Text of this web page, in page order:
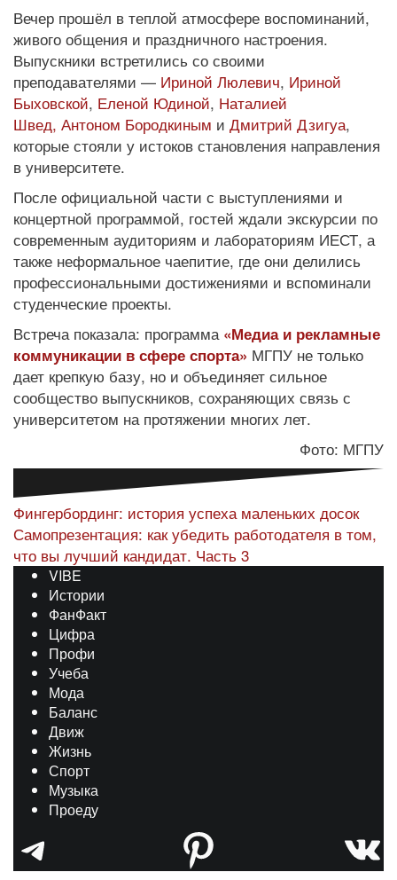
Вечер прошёл в теплой атмосфере воспоминаний,
живого общения и праздничного настроения.
Выпускники встретились со своими
преподавателями — Ириной Люлевич, Ириной
Быховской, Еленой Юдиной, Наталией
Швед, Антоном Бородкиным и Дмитрий Дзигуа,
которые стояли у истоков становления направления
в университете.
После официальной части с выступлениями и
концертной программой, гостей ждали экскурсии по
современным аудиториям и лабораториям ИЕСТ, а
также неформальное чаепитие, где они делились
профессиональными достижениями и вспоминали
студенческие проекты.
Встреча показала: программа «Медиа и рекламные
коммуникации в сфере спорта» МГПУ не только
дает крепкую базу, но и объединяет сильное
сообщество выпускников, сохраняющих связь с
университетом на протяжении многих лет.
Фото: МГПУ
Навигация
по
записям
Фингербординг: история успеха маленьких досок
Самопрезентация: как убедить работодателя в том,
что вы лучший кандидат. Часть 3
VIBE
Истории
ФанФакт
Цифра
Профи
Учеба
Мода
Баланс
Движ
Жизнь
Спорт
Музыка
Проеду
TelegramPinterest